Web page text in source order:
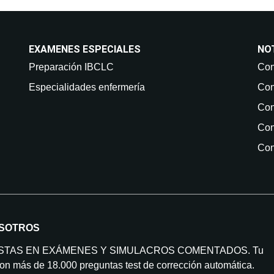
EXAMENES ESPECIALES
Preparación IBCLC
Especialidades enfermería
EN EXÁMENES Y SIMULACROS COMENTADOS. Tu
más de 18.000 preguntas test de corrección automática.